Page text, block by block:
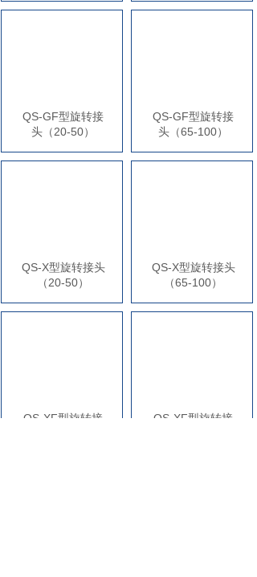
QS-GF型旋转接
头（20-50）
QS-GF型旋转接
头（65-100）
QS-X型旋转接头
（20-50）
QS-X型旋转接头
（65-100）
QS-XF型旋转接
QS-XF型旋转接